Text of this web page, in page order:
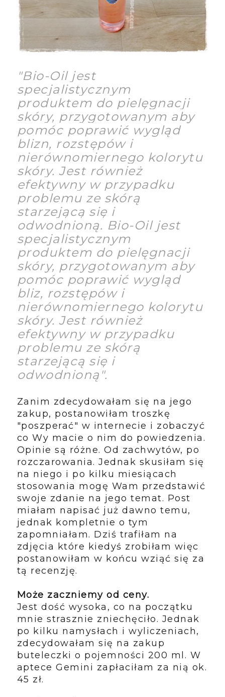
"Bio-Oil jest
specjalistycznym
produktem do pielęgnacji
skóry, przygotowanym aby
pomóc poprawić wygląd
blizn, rozstępów i
nierównomiernego kolorytu
skóry. Jest również
efektywny w przypadku
problemu ze skórą
starzejącą się i
odwodnioną. Bio-Oil jest
specjalistycznym
produktem do pielęgnacji
skóry, przygotowanym aby
pomóc poprawić wygląd
bliz, rozstępów i
nierównomiernego kolorytu
skóry. Jest również
efektywny w przypadku
problemu ze skórą
starzejącą się i
odwodnioną ".
Zanim zdecydowałam się na jego
zakup, postanowiłam troszkę
"poszperać" w internecie i zobaczyć
co Wy macie o nim do powiedzenia.
Opinie są różne. Od zachwytów, po
rozczarowania. Jednak skusiłam się
na niego i po kilku miesiącach
stosowania mogę Wam przedstawić
swoje zdanie na jego temat. Post
miałam napisać już dawno temu,
jednak kompletnie o tym
zapomniałam. Dziś trafiłam na
zdjęcia które kiedyś zrobiłam więc
postanowiłam w końcu wziąć się za
tą recenzję.
Może zaczniemy od ceny.
Jest dość wysoka, co na początku
mnie strasznie zniechęciło. Jednak
po kilku namysłach i wyliczeniach,
zdecydowałam się na zakup
buteleczki o pojemności 200 ml. W
aptece Gemini zapłaciłam za nią ok.
45 zł.